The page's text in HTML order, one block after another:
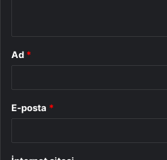
Ad *
E-posta *